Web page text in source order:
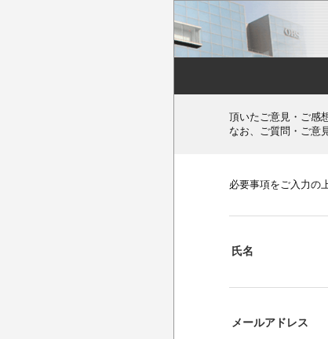
頂いたご意見・ご感
なお、ご質問・ご意
必要事項をご入力の
氏名
メールアドレス